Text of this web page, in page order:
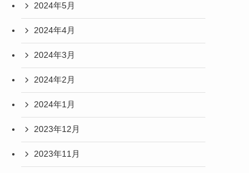
2024年5月
2024年4月
2024年3月
2024年2月
2024年1月
2023年12月
2023年11月